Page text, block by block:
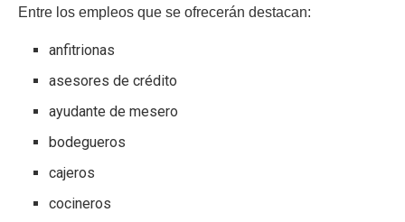
Entre los empleos que se ofrecerán destacan:
anfitrionas
asesores de crédito
ayudante de mesero
bodegueros
cajeros
cocineros